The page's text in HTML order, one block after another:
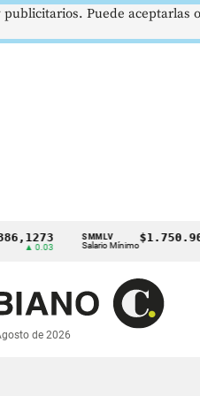
▲ 0.03
SMMLV
Salario Mínimo
$1.750.905
de 2026
Puede aceptarlas